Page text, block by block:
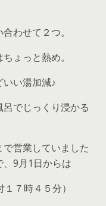
わせて２つ。
ょっと熱め。
い湯加減♪
でじっくり浸かる
営業していました
9月1日からは
７時４５分）